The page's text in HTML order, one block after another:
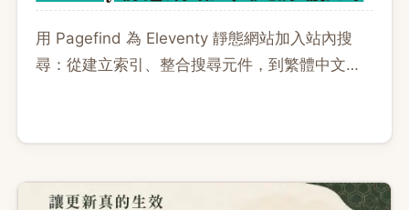
用 Pagefind 為 Eleventy 靜態網站加入站內搜
尋：從建立索引、整合搜尋元件，到繁體中文搜